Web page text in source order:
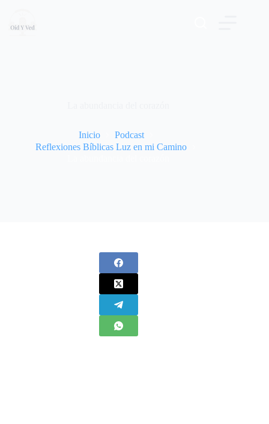
contenido
Inicio
Podcast
Reflexiones Bíblicas Luz en mi Camino